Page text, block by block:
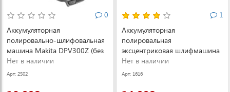
0
Аккумуляторная
полировально-шлифовальная
машина Makita DPV300Z (без
АКБ) (DPV300Z)
Нет в наличии
Арт: 2502
1
Аккумуляторная
полировальная
эксцентриковая шлифмашина
Makita DPO600Z (DPO600Z)
Нет в наличии
Арт: 1616